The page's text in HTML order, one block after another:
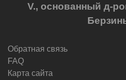
V., основанный д-
Обратная связь
FAQ
Карта сайта